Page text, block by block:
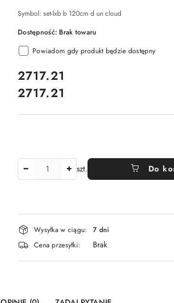
Symbol: set-lxb b 120cm d un cloud
Dostępność: Brak towaru
Powiadom gdy produkt będzie dostępny
cena:
2717.21
Cena:
2717.21
szt. Do
Dostępność
i
dostawa
Wysyłka w ciągu:
7 dni
Cena przesyłki:
Brak